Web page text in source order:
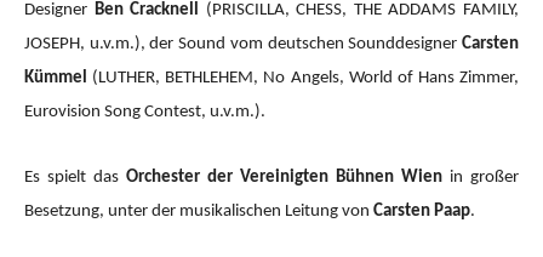
Designer Ben Cracknell (PRISCILLA, CHESS, THE ADDAMS FAMILY,
JOSEPH, u.v.m.), der Sound vom deutschen Sounddesigner Carsten
Kümmel (LUTHER, BETHLEHEM, No Angels, World of Hans Zimmer,
Eurovision Song Contest, u.v.m.).
Es spielt das Orchester der Vereinigten Bühnen Wien in großer
Besetzung, unter der musikalischen Leitung von Carsten Paap.